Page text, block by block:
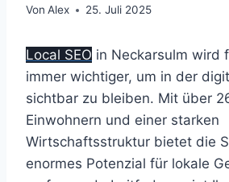
Von Alex 25. Juli 2025
Local SEO in Neckarsulm wird
immer wichtiger, um in der
sichtbar zu bleiben. Mit über
Einwohnern und einer starken
Wirtschaftsstruktur bietet die
enormes Potenzial für lokale